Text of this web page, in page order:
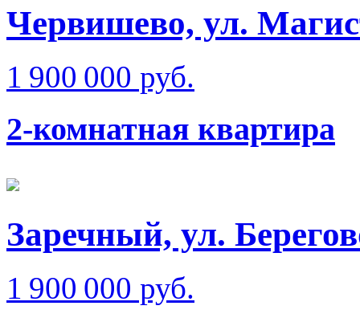
Червишево, ул.
1 900 000 руб.
2-комнатная квартира
Заречный, ул.
1 900 000 руб.